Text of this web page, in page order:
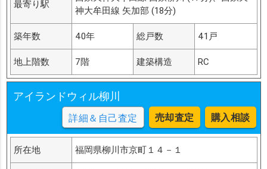
最寄り駅
神大牟田線 矢加部 (18分)
築年数 40年 総戸数 41戸
地上階数 7階 建築構造 RC
アイランドウィル柳川
詳細＆自己査定 売却査定 購入相談
所在地 福岡県柳川市京町１４－１